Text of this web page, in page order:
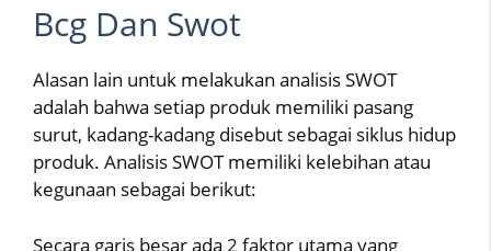
Bcg Dan Swot
Alasan lain untuk melakukan analisis SWOT
adalah bahwa setiap produk memiliki pasang
surut, kadang-kadang disebut sebagai siklus hidup
produk. Analisis SWOT memiliki kelebihan atau
kegunaan sebagai berikut:
Secara garis besar ada 2 faktor utama yang